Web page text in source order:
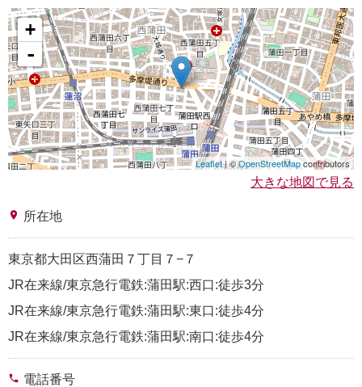
+
-
Leaflet| ©OpenStreetMapcontributors
大きな地図で見る
place 所在地
東京都大田区西蒲田７丁目７−７
JR在来線/東京急行電鉄:蒲田駅:西口:徒歩3分
JR在来線/東京急行電鉄:蒲田駅:東口:徒歩4分
JR在来線/東京急行電鉄:蒲田駅:南口:徒歩4分
phone 電話番号